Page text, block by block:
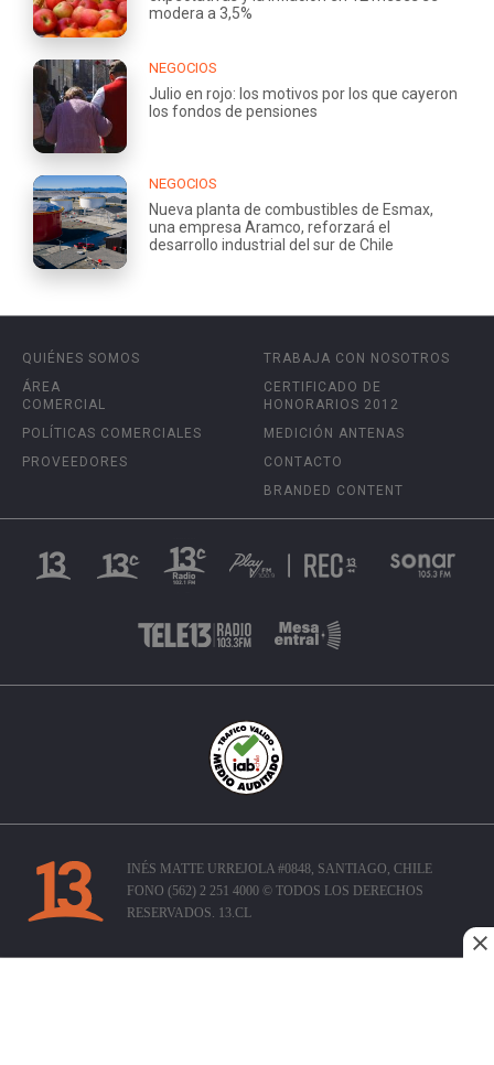
modera a 3,5%
NEGOCIOS
Julio en rojo: los motivos por los que cayeron
los fondos de pensiones
NEGOCIOS
Nueva planta de combustibles de Esmax,
una empresa Aramco, reforzará el
desarrollo industrial del sur de Chile
QUIÉNES SOMOS
ÁREA
COMERCIAL
POLÍTICAS COMERCIALES
PROVEEDORES
TRABAJA CON NOSOTROS
CERTIFICADO DE
HONORARIOS 2012
MEDICIÓN ANTENAS
CONTACTO
BRANDED CONTENT
INÉS MATTE URREJOLA #0848, SANTIAGO, CHILE
FONO (562) 2 251 4000 © TODOS LOS DERECHOS
RESERVADOS. 13.CL